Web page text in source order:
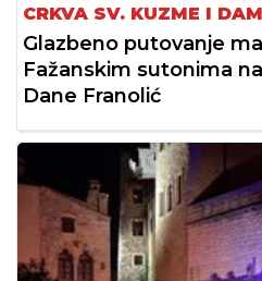
CRKVA SV. KUZME I
Glazbeno putovanje
Fažanskim sutonima
Dane Franolić